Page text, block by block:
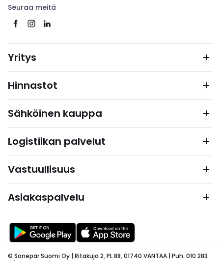
Seuraa meitä
Yritys
Hinnastot
Sähköinen kauppa
Logistiikan palvelut
Vastuullisuus
Asiakaspalvelu
© Sonepar Suomi Oy | Ritakuja 2, PL 88, 01740 VANTAA | Puh. 010 283